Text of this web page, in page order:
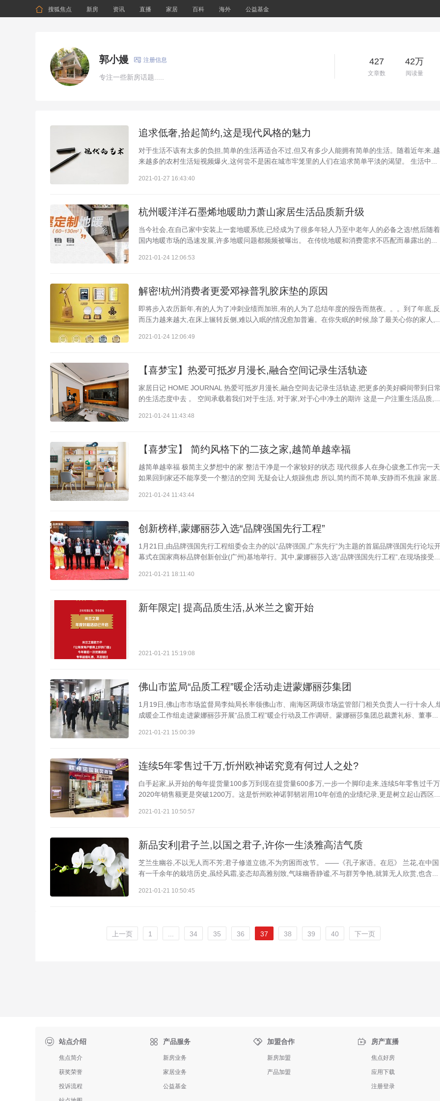
 搜狐焦点 新房 资讯 直播 家居 百科 海外 公益基金
郭小嫚  注册信息
专注一些新房话题.....
427
文章数
42万
阅读量
追求低奢,拾起简约,这是现代风格的魅力
对于生活不该有太多的负担,简单的生活再适合不过,但又有多少人能拥有简单的生活。随着近年来,越
来越多的农村生活短视频爆火,这何尝不是困在城市牢笼里的人们在追求简单平淡的渴望。 生活中...
2021-01-27 16:43:40
杭州暖洋洋石墨烯地暖助力萧山家居生活品质新升级
当今社会,在自己家中安装上一套地暖系统,已经成为了很多年轻人乃至中老年人的必备之选!然后随着
国内地暖市场的迅速发展,许多地暖问题都频频被曝出。 在传统地暖和消费需求不匹配而暴露出的...
2021-01-24 12:06:53
解密!杭州消费者更爱邓禄普乳胶床垫的原因
即将步入农历新年,有的人为了冲刺业绩而加班,有的人为了总结年度的报告而熬夜。。。到了年底,反
而压力越来越大,在床上辗转反侧,难以入眠的情况愈加普遍。在你失眠的时候,除了最关心你的家人
2021-01-24 12:06:49
【喜梦宝】热爱可抵岁月漫长,融合空间记录生活轨迹
家居日记 HOME JOURNAL 热爱可抵岁月漫长,融合空间去记录生活轨迹,把更多的美好瞬间带到日
的生活态度中去 。 空间承载着我们对于生活, 对于家,对于心中净土的期许 这是一户注重生活品质,...
2021-01-24 11:43:48
【喜梦宝】 简约风格下的二孩之家,越简单越幸福
越简单越幸福 极简主义梦想中的家 整洁干净是一个家较好的状态 现代很多人在身心疲惫工作完一天
如果回到家还不能享受一个整洁的空间 无疑会让人烦躁焦虑 所以,简约而不简单,安静而不焦躁 家居
2021-01-24 11:43:44
创新榜样,蒙娜丽莎入选“品牌强国先行工程”
1月21日,由品牌强国先行工程组委会主办的以“品牌强国,广东先行”为主题的首届品牌强国先行论坛
幕式在国家商标品牌创新创业(广州)基地举行。其中,蒙娜丽莎入选“品牌强国先行工程”,在现场接受...
2021-01-21 18:11:40
新年限定| 提高品质生活,从米兰之窗开始
2021-01-21 15:19:08
佛山市监局“品质工程”暖企活动走进蒙娜丽莎集团
1月19日,佛山市市场监督局李灿局长率领佛山市、南海区两级市场监管部门相关负责人一行十余人,
成暖企工作组走进蒙娜丽莎开展“品质工程”暖企行动及工作调研。蒙娜丽莎集团总裁萧礼标、董事...
2021-01-21 15:00:39
连续5年零售过千万,忻州欧神诺究竟有何过人之处?
白手起家,从开始的每年提货量100多万到现在提货量600多万,一步一个脚印走来,连续5年零售过千
2020年销售额更是突破1200万。这是忻州欧神诺郭韧岩用10年创造的业绩纪录,更是树立起山西区...
2021-01-21 10:50:57
新品安利|君子兰,以国之君子,许你一生淡雅高洁气质
芝兰生幽谷,不以无人而不芳;君子修道立德,不为穷困而改节。 ——《孔子家语。在厄》 兰花,在中国
有一千余年的栽培历史,虽经风霜,姿态却高雅别致,气味幽香静谧,不与群芳争艳,就算无人欣赏,也含...
2021-01-21 10:50:45
上一页 1 34 35 36 37 38 39 40 下一页
站点介绍
焦点简介
获奖荣誉
投诉流程
 产品服务
新房业务
家居业务
公益基金
 加盟合作
新房加盟
产品加盟
 房产直播
焦点好房
应用下载
注册登录